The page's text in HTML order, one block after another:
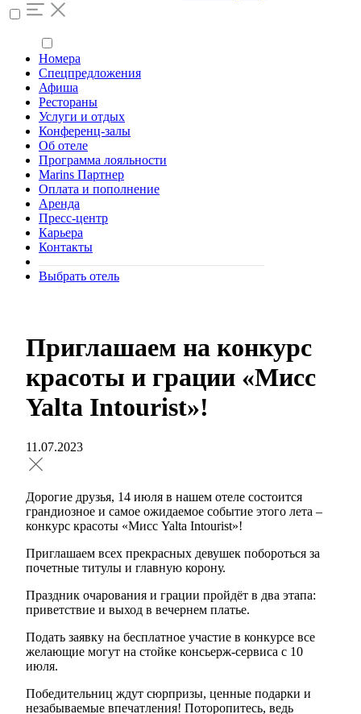
Номера
Спецпредложения
Афиша
Рестораны
Услуги и отдых
Конференц-залы
Об отеле
Программа лояльности
Marins Партнер
Оплата и пополнение
Аренда
Пресс-центр
Карьера
Контакты
Выбрать отель
Приглашаем на конкурс
красоты и грации «Мисс
Yalta Intourist»!
11.07.2023
Дорогие друзья, 14 июля в нашем отеле состоится
грандиозное и самое ожидаемое событие этого лета –
конкурс красоты «Мисс Yalta Intourist»!
Приглашаем всех прекрасных девушек побороться за
почетные титулы и главную корону.
Праздник очарования и грации пройдёт в два этапа:
приветствие и выход в вечернем платье.
Подать заявку на бесплатное участие в конкурсе все
желающие могут на стойке консьерж-сервиса с 10
июля.
Победительниц ждут сюрпризы, ценные подарки и
незабываемые впечатления! Поторопитесь, ведь